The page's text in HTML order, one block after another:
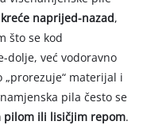
naprijed-nazad,
što se kod
dolje, već vodoravno
materijal i
pila često se
pilom ili lisičjim repom.